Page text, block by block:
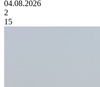
04.08.2026
2
15